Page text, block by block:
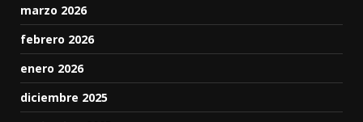
marzo 2026
febrero 2026
enero 2026
diciembre 2025